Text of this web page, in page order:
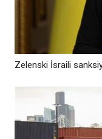
Zelenski İsraili